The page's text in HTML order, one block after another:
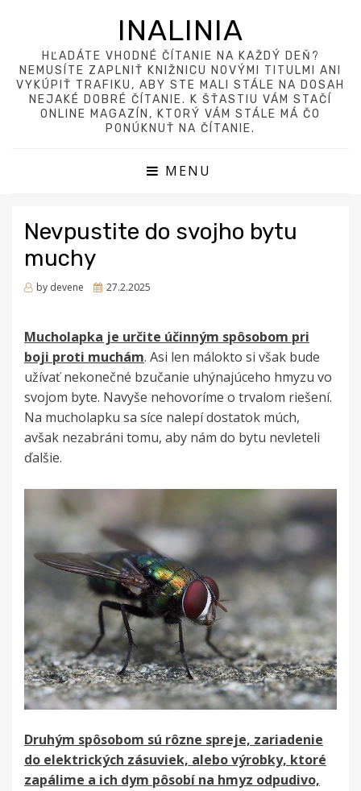
INALINIA
HĽADÁTE VHODNÉ ČÍTANIE NA KAŽDÝ DEŇ?
NEMUSÍTE ZAPLNIŤ KNIŽNICU NOVÝMI TITULMI ANI
VYKÚPIŤ TRAFIKU, ABY STE MALI STÁLE NA DOSAH
NEJAKÉ DOBRÉ ČÍTANIE. K ŠŤASTIU VÁM STAČÍ
ONLINE MAGAZÍN, KTORÝ VÁM STÁLE MÁ ČO
PONÚKNUŤ NA ČÍTANIE.
MENU
Nevpustite do svojho bytu
muchy
by devene
Posted
27.2.2025
Mucholapka je určite účinným spôsobom pri
boji proti muchám. Asi len málokto si však bude
užívať nekonečné bzučanie uhýnajúceho hmyzu vo
svojom byte. Navyše nehovoríme o trvalom riešení.
Na mucholapku sa síce nalepí dostatok múch,
avšak nezabráni tomu, aby nám do bytu nevleteli
ďalšie.
Druhým spôsobom sú rôzne spreje, zariadenie
do elektrických zásuviek, alebo výrobky, ktoré
zapálime a ich dym pôsobí na hmyz odpudivo,